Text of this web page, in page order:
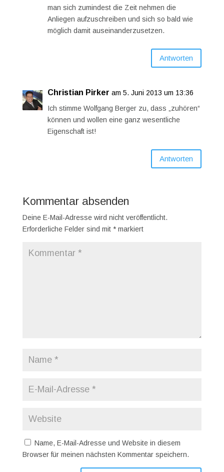
man sich zumindest die Zeit nehmen die
Anliegen aufzuschreiben und sich so bald wie
möglich damit auseinanderzusetzen.
Antworten
Christian Pirker am 5. Juni 2013 um 13:36
Ich stimme Wolfgang Berger zu, dass „zuhören“
können und wollen eine ganz wesentliche
Eigenschaft ist!
Antworten
Kommentar absenden
Deine E-Mail-Adresse wird nicht veröffentlicht.
Erforderliche Felder sind mit *markiert
Name, E-Mail-Adresse und Website in diesem
Browser für meinen nächsten Kommentar speichern.